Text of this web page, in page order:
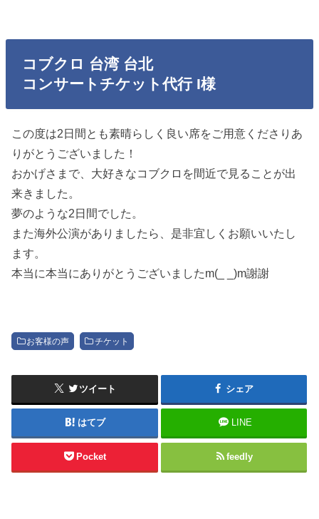
コブクロ 台湾 台北
コンサートチケット代行 I様
この度は2日間とも素晴らしく良い席をご用意くださりあ
りがとうございました！
おかげさまで、大好きなコブクロを間近で見ることが出
来きました。
夢のような2日間でした。
また海外公演がありましたら、是非宜しくお願いいたし
ます。
本当に本当にありがとうございましたm(_ _)m謝謝
お客様の声 チケット
ツイート シェア
はてブ LINE
Pocket feedly